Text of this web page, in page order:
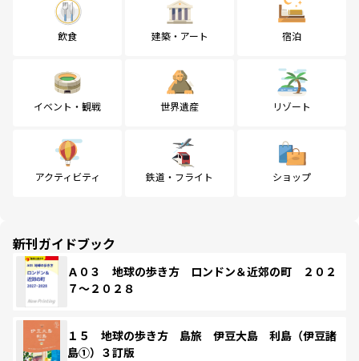
飲食 建築・アート 宿泊
イベント・観戦 世界遺産 リゾート
アクティビティ 鉄道・フライト ショップ
新刊ガイドブック
Ａ０３ 地球の歩き方 ロンドン＆近郊の町 ２０２
７～２０２８
１５ 地球の歩き方 島旅 伊豆大島 利島（伊豆諸
島①）３訂版